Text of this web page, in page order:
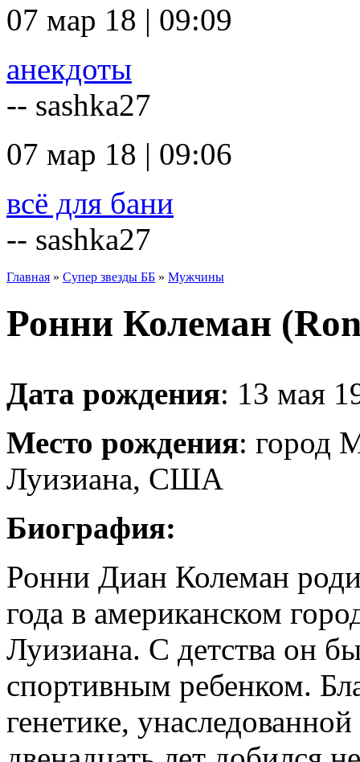
07 мар 18 | 09:09
анекдоты
-- sashka27
07 мар 18 | 09:06
всё для бани
-- sashka27
Главная » Супер звезды ББ » Мужчины
Ронни Колеман
Дата рождения: 13 мая
Место рождения: город
Луизиана, США
Биография:
Ронни Диан Колеман
года в американском
Луизиана. С детства он
спортивным ребенком.
генетике,